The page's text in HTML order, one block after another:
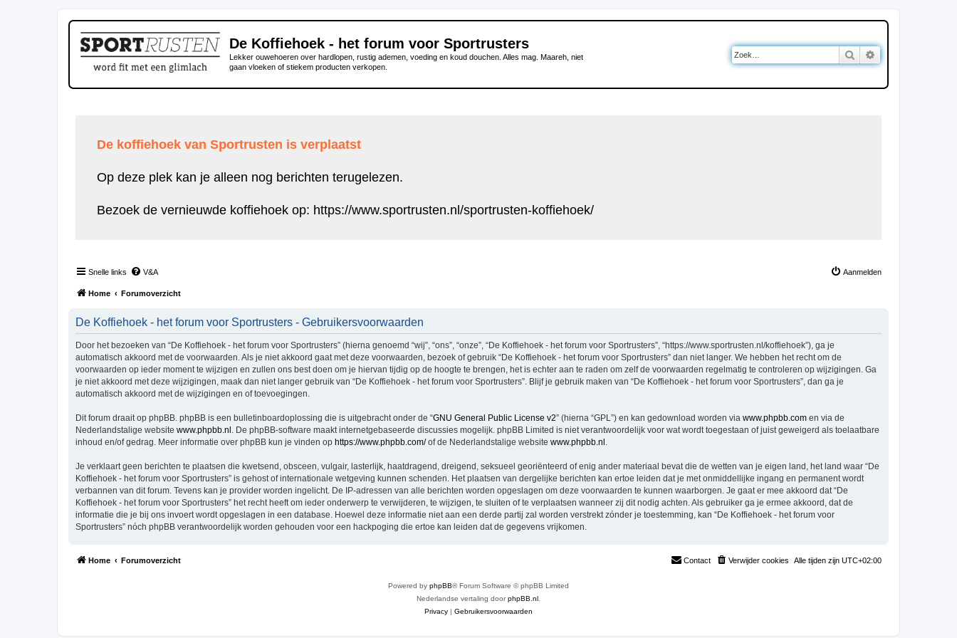
De Koffiehoek - het forum voor Sportrusters
Lekker ouwehoeren over hardlopen, rustig ademen, voeding en koud douchen. Alles mag. Maareh, niet
gaan vloeken of stiekem producten verkopen.
Zoek
De koffiehoek van Sportrusten is verplaatst
Op deze plek kan je alleen nog berichten terugelezen.
Bezoek de vernieuwde koffiehoek op: https://www.sportrusten.nl/sportrusten-koffiehoek/
Snelle links V&A Aanmelden
Home Forumoverzicht
De Koffiehoek - het forum voor Sportrusters - Gebruikersvoorwaarden
Door het bezoeken van “De Koffiehoek - het forum voor Sportrusters” (hierna genoemd “wij”, “ons”, “onze”, “De Koffiehoek - het forum voor Sportrusters”, “https://www.sportrusten.nl/koffiehoek”), ga je
automatisch akkoord met de voorwaarden. Als je niet akkoord gaat met deze voorwaarden, bezoek of gebruik “De Koffiehoek - het forum voor Sportrusters” dan niet langer. We hebben het recht om de
voorwaarden op ieder moment te wijzigen en zullen ons best doen om je hiervan tijdig op de hoogte te brengen, het is echter aan te raden om zelf de voorwaarden regelmatig te controleren op wijzigingen. Ga
je niet akkoord met deze wijzigingen, maak dan niet langer gebruik van “De Koffiehoek - het forum voor Sportrusters”. Blijf je gebruik maken van “De Koffiehoek - het forum voor Sportrusters”, dan ga je
automatisch akkoord met de wijzigingen en of toevoegingen.
Dit forum draait op phpBB. phpBB is een bulletinboardoplossing die is uitgebracht onder de “GNU General Public License v2” (hierna “GPL”) en kan gedownload worden via www.phpbb.com en via de
Nederlandstalige website www.phpbb.nl . De phpBB-software maakt internetgebaseerde discussies mogelijk. phpBB Limited is niet verantwoordelijk voor wat wordt toegestaan of juist geweigerd als toelaatbare
inhoud en/of gedrag. Meer informatie over phpBB kun je vinden op https://www.phpbb.com/of de Nederlandstalige website www.phpbb.nl
Je verklaart geen berichten te plaatsen die kwetsend, obsceen, vulgair, lasterlijk, haatdragend, dreigend, seksueel georiënteerd of enig ander materiaal bevat die de wetten van je eigen land, het land waar “De
Koffiehoek - het forum voor Sportrusters” is gehost of internationale wetgeving kunnen schenden. Het plaatsen van dergelijke berichten kan ertoe leiden dat je met onmiddellijke ingang en permanent wordt
verbannen van dit forum. Tevens kan je provider worden ingelicht. De IP-adressen van alle berichten worden opgeslagen om deze voorwaarden te kunnen waarborgen. Je gaat er mee akkoord dat “De
Koffiehoek - het forum voor Sportrusters” het recht heeft om ieder onderwerp te verwijderen, te wijzigen, te sluiten of te verplaatsen wanneer zij dit nodig achten. Als gebruiker ga je ermee akkoord, dat de
informatie die je bij ons invoert wordt opgeslagen in een database. Hoewel deze informatie niet aan een derde partij zal worden verstrekt zónder je toestemming, kan “De Koffiehoek - het forum voor
Sportrusters” nóch phpBB verantwoordelijk worden gehouden voor een hackpoging die ertoe kan leiden dat de gegevens vrijkomen.
Home Forumoverzicht Alle tijden zijn UTC+02:00
Verwijder cookies
Contact
Powered by phpBB® Forum Software © phpBB Limited
Nederlandse vertaling doorphpBB.nl
Privacy | Gebruikersvoorwaarden